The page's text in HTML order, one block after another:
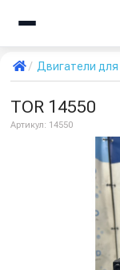
Двигатели
TOR 14550
Артикул: 14550